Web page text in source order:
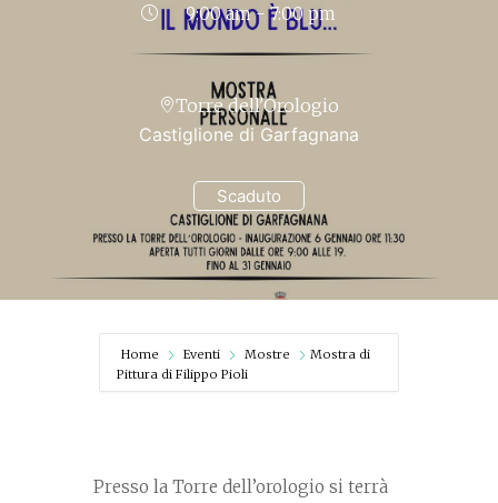
Scaduto
9:00 am - 7:00 pm
Torre dell'Orologio
Castiglione di Garfagnana
Home Eventi Mostre
Mostra di
Pittura di Filippo Pioli
Presso la Torre dell’orologio si terrà